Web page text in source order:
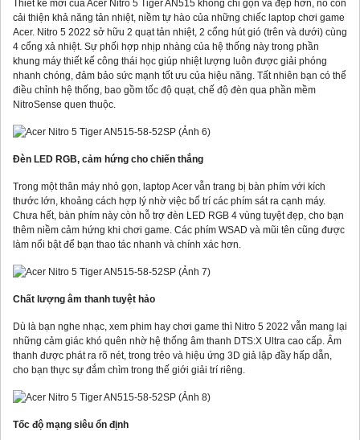
Thiết kế mới của Acer Nitro 5 Tiger AN515 không chỉ gọn và đẹp hơn, nó còn
cải thiện khả năng tản nhiệt, niềm tự hào của những chiếc laptop chơi game
Acer. Nitro 5 2022 sở hữu 2 quạt tản nhiệt, 2 cổng hút gió (trên và dưới) cùng
4 cổng xả nhiệt. Sự phối hợp nhịp nhàng của hệ thống này trong phần
khung máy thiết kế công thái học giúp nhiệt lượng luôn được giải phóng
nhanh chóng, đảm bảo sức mạnh tốt ưu của hiệu năng. Tất nhiên bạn có thể
điều chỉnh hệ thống, bao gồm tốc độ quạt, chế độ đèn qua phần mềm
NitroSense quen thuộc.
Đèn LED RGB, cảm hứng cho chiến thắng
Trong một thân máy nhỏ gọn, laptop Acer vẫn trang bị bàn phím với kích
thước lớn, khoảng cách hợp lý nhờ việc bố trí các phím sát ra cạnh máy.
Chưa hết, bàn phím này còn hỗ trợ đèn LED RGB 4 vùng tuyệt đẹp, cho bạn
thêm niềm cảm hứng khi chơi game. Các phím WSAD và mũi tên cũng được
làm nổi bật để bạn thao tác nhanh và chính xác hơn.
Chất lượng âm thanh tuyệt hảo
Dù là bạn nghe nhạc, xem phim hay chơi game thì Nitro 5 2022 vẫn mang lại
những cảm giác khó quên nhờ hệ thống âm thanh DTS:X Ultra cao cấp. Âm
thanh được phát ra rõ nét, trong trẻo và hiệu ứng 3D giả lập đầy hấp dẫn,
cho bạn thực sự đắm chìm trong thế giới giải trí riêng.
Tốc độ mạng siêu ổn định